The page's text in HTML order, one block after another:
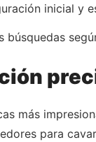
inicial y
búsquedas
más
para